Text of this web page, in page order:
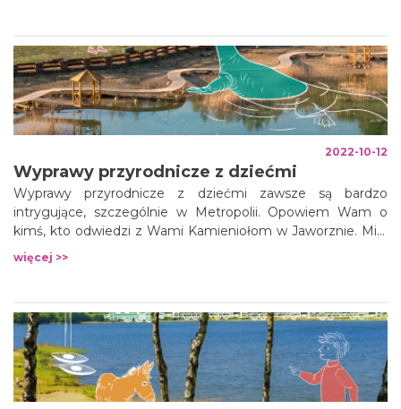
2022-10-12
Wyprawy przyrodnicze z dziećmi
Wyprawy przyrodnicze z dziećmi zawsze są bardzo
intrygujące, szczególnie w Metropolii. Opowiem Wam o
kimś, kto odwiedzi z Wami Kamieniołom w Jaworznie. Miał
wydłużoną szyję i spłaszczony ogon z płetwą, ułatwiający
poruszanie się w wodzie - to NOTOZAUR.
więcej >>